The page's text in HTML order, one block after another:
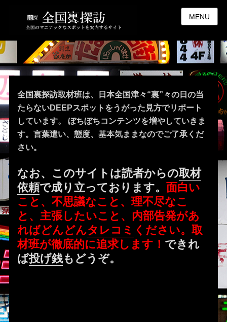
MENU
全国裏探訪取材班は、日本全国津々“裏”々の日の当
たらないDEEPスポットをうがった見方でリポート
しています。 ぼちぼちコンテンツを増やしていきま
す。言葉遣い、態度、基本気ままなのでご了承くだ
さい。
なお、このサイトは読者からの取材
依頼で成り立っております。面白い
こと、不思議なこと、理不尽なこ
と、主張したいこと、内部告発があ
ればどんどんタレコミ ください。取
材班が徹底的に追求します！ できれ
ば投げ銭もどうぞ。